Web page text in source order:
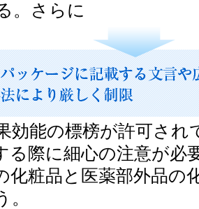
。さらに
効能の標榜が許可され
る際に細心の注意が必
化粧品と医薬部外品の